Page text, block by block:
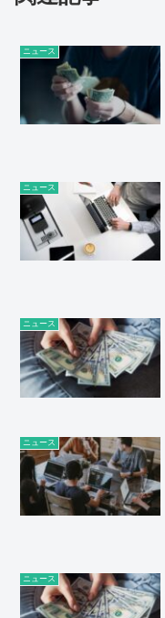
ニュース
ニュース
ニュース
ニュース
ニュース